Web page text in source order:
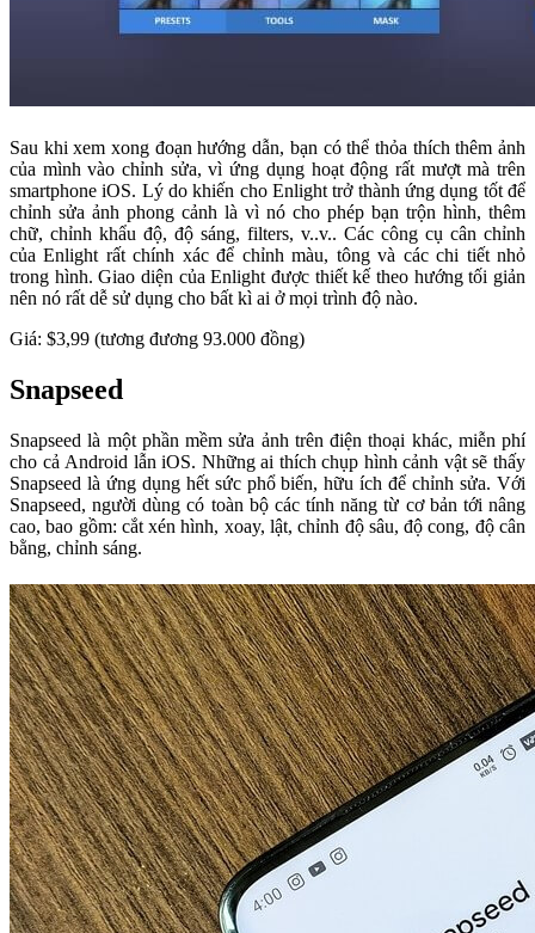
Sau khi xem xong đoạn hướng dẫn, bạn có thể thỏa thích thêm ảnh
của mình vào chỉnh sửa, vì ứng dụng hoạt động rất mượt mà trên
smartphone iOS. Lý do khiến cho Enlight trở thành ứng dụng tốt để
chỉnh sửa ảnh phong cảnh là vì nó cho phép bạn trộn hình, thêm
chữ, chỉnh khẩu độ, độ sáng, filters, v..v.. Các công cụ cân chỉnh
của Enlight rất chính xác để chỉnh màu, tông và các chi tiết nhỏ
trong hình. Giao diện của Enlight được thiết kế theo hướng tối giản
nên nó rất dễ sử dụng cho bất kì ai ở mọi trình độ nào.
Giá: $3,99 (tương đương 93.000 đồng)
Snapseed
Snapseed là một phần mềm sửa ảnh trên điện thoại khác, miễn phí
cho cả Android lẫn iOS. Những ai thích chụp hình cảnh vật sẽ thấy
Snapseed là ứng dụng hết sức phổ biến, hữu ích để chỉnh sửa. Với
Snapseed, người dùng có toàn bộ các tính năng từ cơ bản tới nâng
cao, bao gồm: cắt xén hình, xoay, lật, chỉnh độ sâu, độ cong, độ cân
bằng, chỉnh sáng.